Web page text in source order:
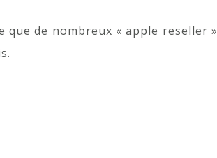
de nombreux « apple reseller »